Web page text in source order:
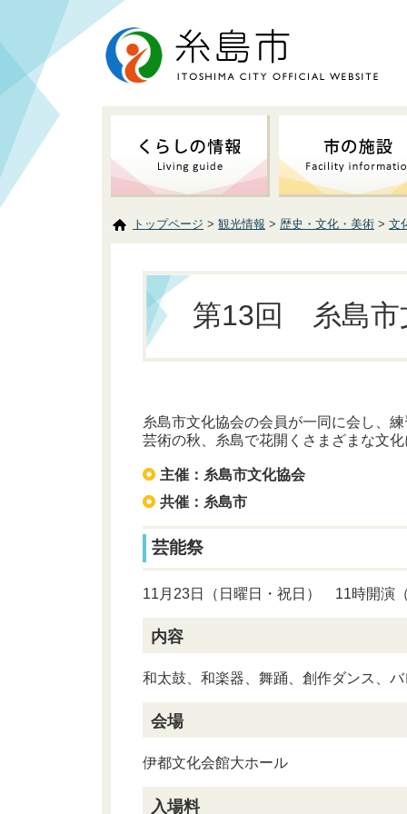
トップページ > 観光情報 > 歴史・文化・美術 > 文
第13回 糸島
糸島市文化協会の会員が一同に会し、
芸術の秋、糸島で花開くさまざまな文
主催：糸島市文化協会
共催：糸島市
芸能祭
11月23日（日曜日・祝日） 11時開演
内容
和太鼓、和楽器、舞踊、創作ダンス、
会場
伊都文化会館大ホール
入場料